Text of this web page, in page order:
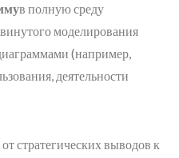
в полную среду
моделирования
(например,
деятельности
стратегических выводов к